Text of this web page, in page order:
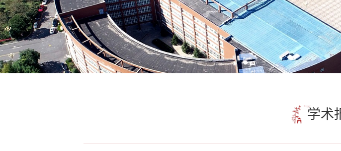
学术